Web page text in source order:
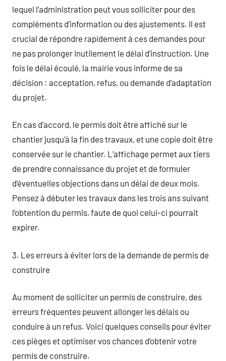
lequel l’administration peut vous solliciter pour des
compléments d’information ou des ajustements. Il est
crucial de répondre rapidement à ces demandes pour
ne pas prolonger inutilement le délai d’instruction. Une
fois le délai écoulé, la mairie vous informe de sa
décision : acceptation, refus, ou demande d’adaptation
du projet.
En cas d’accord, le permis doit être affiché sur le
chantier jusqu’à la fin des travaux, et une copie doit être
conservée sur le chantier. L’affichage permet aux tiers
de prendre connaissance du projet et de formuler
d’éventuelles objections dans un délai de deux mois.
Pensez à débuter les travaux dans les trois ans suivant
l’obtention du permis, faute de quoi celui-ci pourrait
expirer.
3. Les erreurs à éviter lors de la demande de permis de
construire
Au moment de solliciter un permis de construire, des
erreurs fréquentes peuvent allonger les délais ou
conduire à un refus. Voici quelques conseils pour éviter
ces pièges et optimiser vos chances d’obtenir votre
permis de construire.